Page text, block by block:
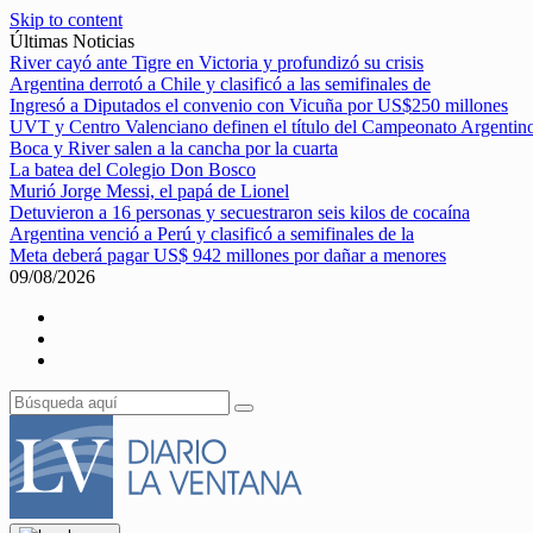
Skip to content
Últimas Noticias
River cayó ante Tigre en Victoria y profundizó su crisis
Argentina derrotó a Chile y clasificó a las semifinales de
Ingresó a Diputados el convenio con Vicuña por US$250 millones
UVT y Centro Valenciano definen el título del Campeonato
Boca y River salen a la cancha por la cuarta
La batea del Colegio Don Bosco
Murió Jorge Messi, el papá de Lionel
Detuvieron a 16 personas y secuestraron seis kilos de cocaína
Argentina venció a Perú y clasificó a semifinales de la
Meta deberá pagar US$ 942 millones por dañar a menores
09/08/2026